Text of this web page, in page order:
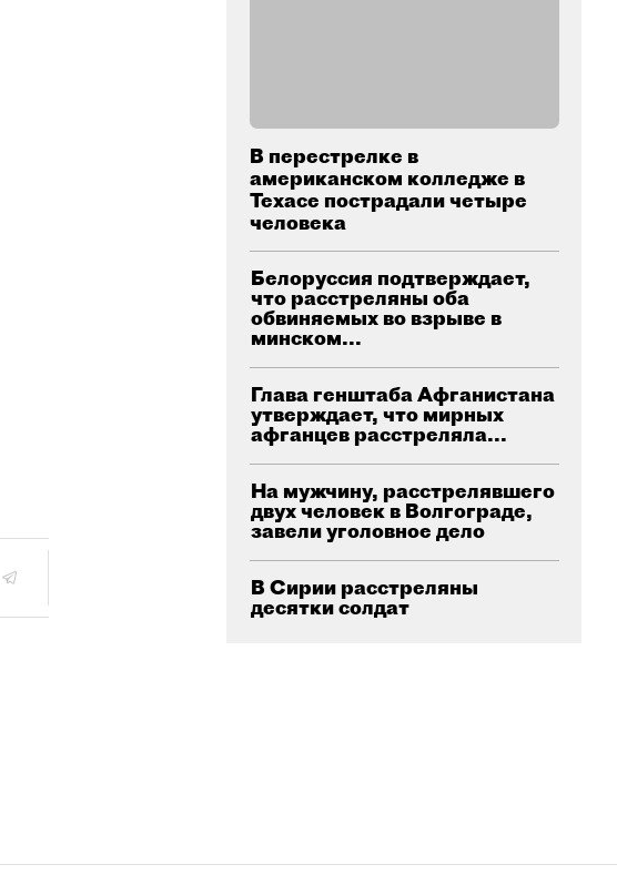
В перестрелке в
американском колледже в
Техасе пострадали четыре
человека
Белоруссия подтверждает,
что расстреляны оба
обвиняемых во взрыве в
минском...
Глава генштаба Афганистана
утверждает, что мирных
афганцев расстреляла...
На мужчину, расстрелявшего
двух человек в Волгограде,
завели уголовное дело
В Сирии расстреляны
десятки солдат